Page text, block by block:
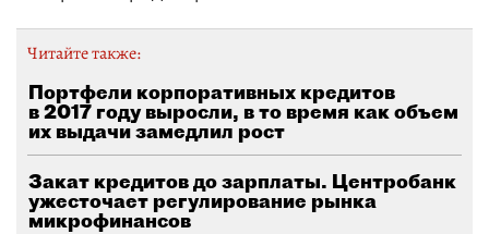
Читайте также:
Портфели корпоративных кредитов
в 2017 году выросли, в то время как объем
их выдачи замедлил рост
Закат кредитов до зарплаты. Центробанк
ужесточает регулирование рынка
микрофинансов